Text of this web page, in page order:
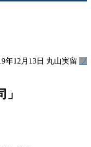
年12月13日 丸山実留 ブ